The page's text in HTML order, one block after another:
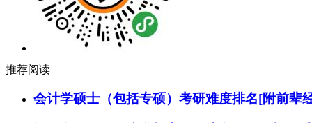
推荐阅读
会计学硕士（包括专硕）考研难度排名[附前辈